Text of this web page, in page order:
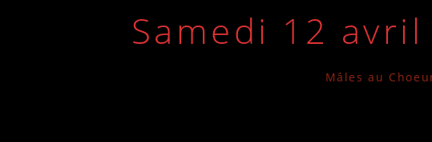
Samedi 12
Mâles au